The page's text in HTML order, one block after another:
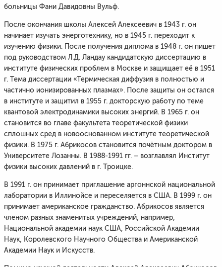
больницы Фани Давидовны Вульф.
После окончания школы Алексей Алексеевич в 1943 г. он
начинает изучать энерготехнику, но в 1945 г. переходит к
изучению физики. После получения диплома в 1948 г. он пишет
под руководством Л.Д. Ландау кандидатскую диссертацию в
институте физических проблем в Москве и защищает её в 1951
г. Тема диссертации «Термическая диффузия в полностью и
частично ионизированных плазмах». После защиты он остался
в институте и защитил в 1955 г. докторскую работу по теме
квантовой электродинамики высоких энергий. В 1965 г. он
становится во главе факультета теоретической физики
сплошных сред в новооснованном институте теоретической
физики. В 1975 г. Абрикосов становится почётным доктором в
Университете Лозанны. В 1988-1991 гг. – возглавлял Институт
физики высоких давлений в г. Троицке.
В 1991 г. он принимает приглашение аргоннской национальной
лаборатории в Иллинойсе и переселяется в США. В 1999 г. он
принимает американское гражданство. Абрикосов является
членом разных знаменитых учреждений, например,
Национальной академии наук США, Российской Академии
Наук, Королевского Научного Общества и Американской
Академии Наук и Искусств.